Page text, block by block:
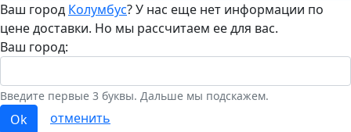
Ваш город Колумбус? У нас еще нет информации по
цене доставки. Но мы рассчитаем ее для вас.
Ваш город:
Введите первые 3 буквы. Дальше мы подскажем.
Ok
отменить